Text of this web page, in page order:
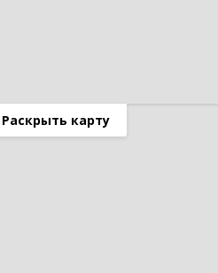
Раскрыть карту